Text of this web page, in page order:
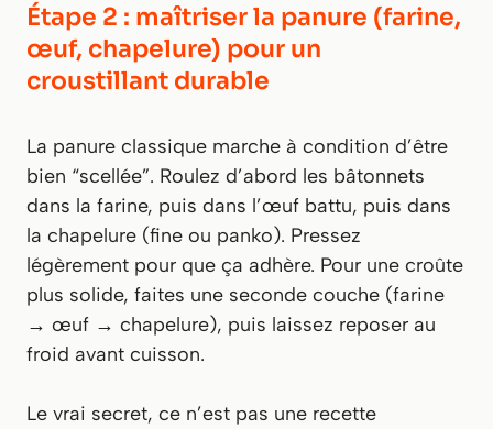
Étape 2 : maîtriser la panure (farine,
œuf, chapelure) pour un
croustillant durable
La panure classique marche à condition d’être
bien “scellée”. Roulez d’abord les bâtonnets
dans la farine, puis dans l’œuf battu, puis dans
la chapelure (fine ou panko). Pressez
légèrement pour que ça adhère. Pour une croûte
plus solide, faites une seconde couche (farine
→ œuf → chapelure), puis laissez reposer au
froid avant cuisson.
Le vrai secret, ce n’est pas une recette